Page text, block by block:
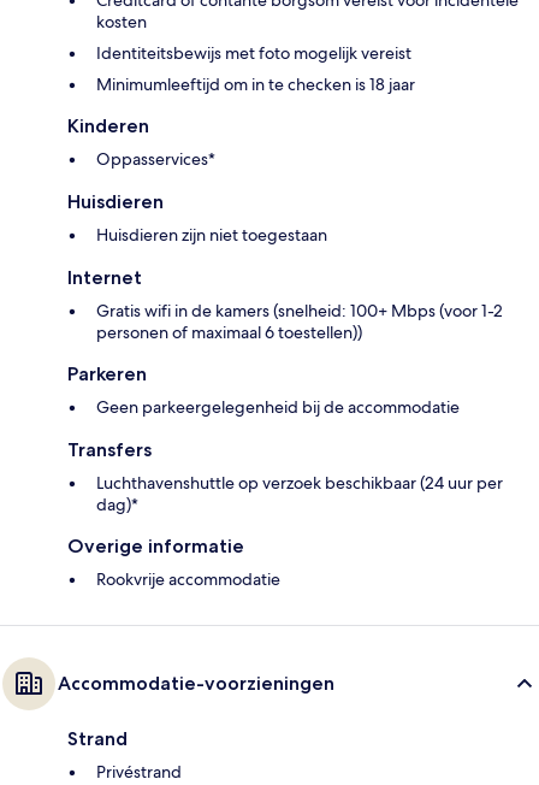
kosten
Identiteitsbewijs met foto mogelijk vereist
Minimumleeftijd om in te checken is 18 jaar
Kinderen
Oppasservices*
Huisdieren
Huisdieren zijn niet toegestaan
Internet
Gratis wifi in de kamers (snelheid: 100+ Mbps (voor 1-2
personen of maximaal 6 toestellen))
Parkeren
Geen parkeergelegenheid bij de accommodatie
Transfers
Luchthavenshuttle op verzoek beschikbaar (24 uur per
dag)*
Overige informatie
Rookvrije accommodatie
Accommodatie-voorzieningen
Strand
Privéstrand